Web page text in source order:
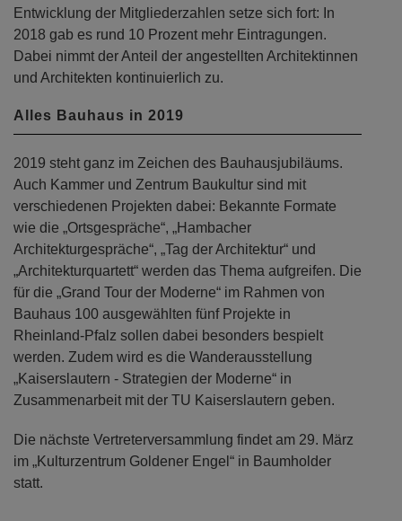
Entwicklung der Mitgliederzahlen setze sich fort: In
2018 gab es rund 10 Prozent mehr Eintragungen.
Dabei nimmt der Anteil der angestellten Architektinnen
und Architekten kontinuierlich zu.
Alles Bauhaus in 2019
2019 steht ganz im Zeichen des Bauhausjubiläums.
Auch Kammer und Zentrum Baukultur sind mit
verschiedenen Projekten dabei: Bekannte Formate
wie die „Ortsgespräche“, „Hambacher
Architekturgespräche“, „Tag der Architektur“ und
„Architekturquartett“ werden das Thema aufgreifen. Die
für die „Grand Tour der Moderne“ im Rahmen von
Bauhaus 100 ausgewählten fünf Projekte in
Rheinland-Pfalz sollen dabei besonders bespielt
werden. Zudem wird es die Wanderausstellung
„Kaiserslautern - Strategien der Moderne“ in
Zusammenarbeit mit der TU Kaiserslautern geben.
Die nächste Vertreterversammlung findet am 29. März
im „Kulturzentrum Goldener Engel“ in Baumholder
statt.